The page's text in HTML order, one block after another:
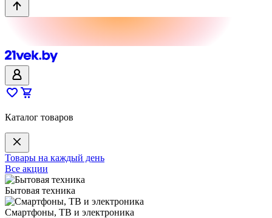
Каталог товаров
Товары на каждый день
Все акции
Бытовая техника
Смартфоны, ТВ и электроника